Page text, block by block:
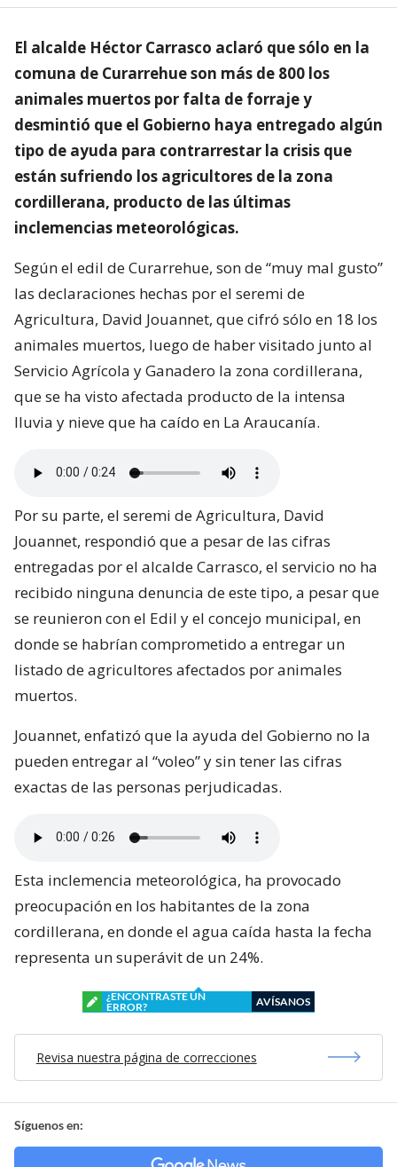
El alcalde Héctor Carrasco aclaró que sólo en la
comuna de Curarrehue son más de 800 los
animales muertos por falta de forraje y
desmintió que el Gobierno haya entregado algún
tipo de ayuda para contrarrestar la crisis que
están sufriendo los agricultores de la zona
cordillerana, producto de las últimas
inclemencias meteorológicas.
Según el edil de Curarrehue, son de “muy mal gusto”
las declaraciones hechas por el seremi de
Agricultura, David Jouannet, que cifró sólo en 18 los
animales muertos, luego de haber visitado junto al
Servicio Agrícola y Ganadero la zona cordillerana,
que se ha visto afectada producto de la intensa
lluvia y nieve que ha caído en La Araucanía.
Por su parte, el seremi de Agricultura, David
Jouannet, respondió que a pesar de las cifras
entregadas por el alcalde Carrasco, el servicio no ha
recibido ninguna denuncia de este tipo, a pesar que
se reunieron con el Edil y el concejo municipal, en
donde se habrían comprometido a entregar un
listado de agricultores afectados por animales
muertos.
Jouannet, enfatizó que la ayuda del Gobierno no la
pueden entregar al “voleo” y sin tener las cifras
exactas de las personas perjudicadas.
Esta inclemencia meteorológica, ha provocado
preocupación en los habitantes de la zona
cordillerana, en donde el agua caída hasta la fecha
representa un superávit de un 24%.
¿ENCONTRASTE UN
ERROR?
AVÍSANOS
Revisa nuestra página de correcciones
Síguenos en: